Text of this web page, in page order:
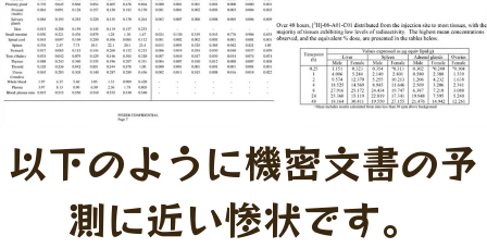
以下のように機密文書の予
測に近い惨状です。